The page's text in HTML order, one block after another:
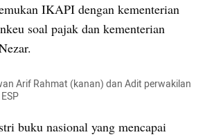
IKAPI dengan kementerian
soal pajak dan kementerian
Arif Rahmat (kanan) dan Adit perwakilan
buku nasional yang mencapai